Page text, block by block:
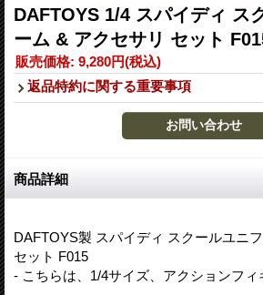
DAFTOYS 1/4 スパイディ ス
ーム & アクセサリ セット
販売価格: 9,280円(税込)
返品特約に関する重要事項
商品詳細
DAFTOYS製 スパイディ スクールユニ
セット F015
- こちらは、1/4サイズ、アクションフィ